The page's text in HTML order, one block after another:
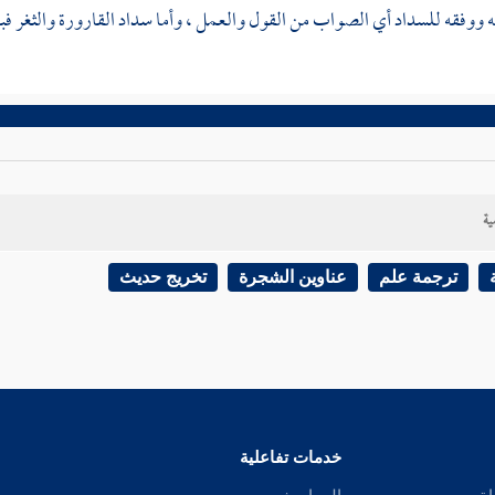
ووفقه للسداد أي الصواب من القول والعمل ، وأما سداد القارورة والثغر
ترجمة علم عناوين الشجرة تخريج حديث
خدمات تفاعلية